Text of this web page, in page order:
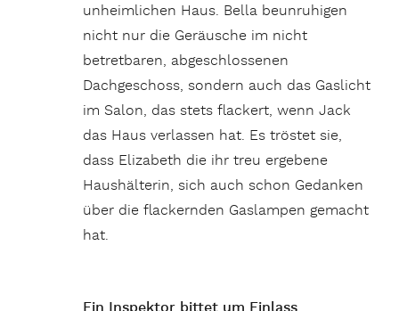
unheimlichen Haus. Bella beunruhigen
nicht nur die Geräusche im nicht
betretbaren, abgeschlossenen
Dachgeschoss, sondern auch das Gaslicht
im Salon, das stets flackert, wenn Jack
das Haus verlassen hat. Es tröstet sie,
dass Elizabeth die ihr treu ergebene
Haushälterin, sich auch schon Gedanken
über die flackernden Gaslampen gemacht
hat.